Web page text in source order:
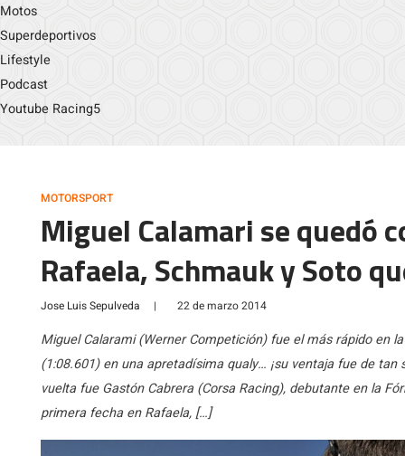
Motos
Superdeportivos
Lifestyle
Podcast
Youtube Racing5
MOTORSPORT
Miguel Calamari se quedó
Rafaela, Schmauk y Soto
Jose Luis Sepulveda | 22 de marzo 2014
Miguel Calarami (Werner Competición) fue el más rápido en
(1:08.601) en una apretadísima qualy… ¡su ventaja fue de
vuelta fue Gastón Cabrera (Corsa Racing), debutante en la
primera fecha en Rafaela, […]